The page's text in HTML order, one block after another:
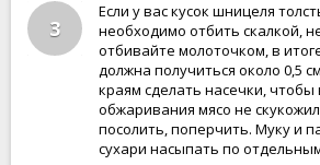
3
Если у вас кусок шницеля
необходимо отбить скалкой,
отбивайте молоточком, в
должна получиться около 0,5
краям сделать насечки, чтобы
обжаривания мясо не
посолить, поперчить. Муку и
сухари насыпать по